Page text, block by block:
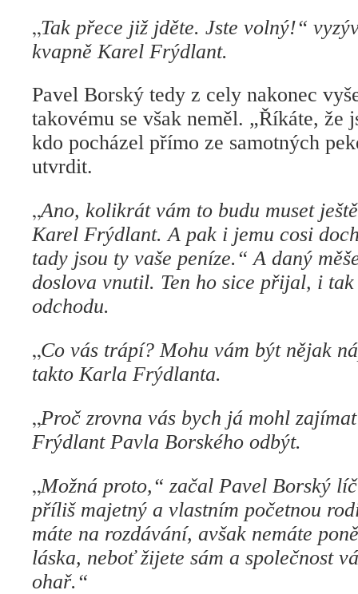
„Tak přece již jděte. Jste volný!“
kvapně Karel Frýdlant.
Pavel Borský tedy z cely nakonec
takovému se však neměl. „Říkáte, že
kdo pocházel přímo ze samotných
utvrdit.
„Ano, kolikrát vám to budu muset
Karel Frýdlant. A pak i jemu cosi
tady jsou ty vaše peníze.“ A daný
doslova vnutil. Ten ho sice přijal, i tak
odchodu.
„Co vás trápí? Mohu vám být nějak
takto Karla Frýdlanta.
„Proč zrovna vás bych já mohl
Frýdlant Pavla Borského odbýt.
„Možná proto,“ začal Pavel Borský
příliš majetný a vlastním početnou
máte na rozdávání, avšak nemáte
láska, neboť žijete sám a společnost
ohař.“